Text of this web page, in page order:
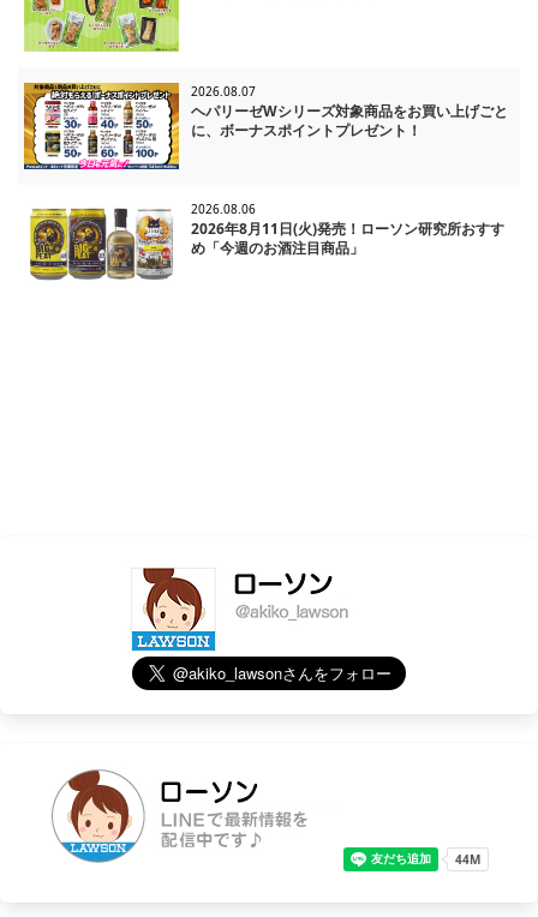
2026.08.07
ヘパリーゼWシリーズ対象商品をお買い上げごと
に、ボーナスポイントプレゼント！
2026.08.06
2026年8月11日(火)発売！ローソン研究所おすす
め「今週のお酒注目商品」